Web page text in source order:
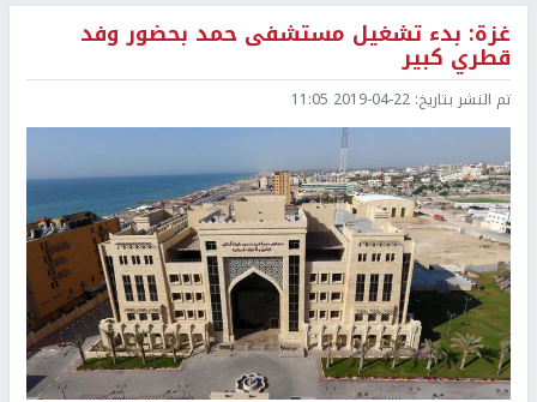
غزة: بدء تشغيل مستشفى حمد بحضور وفد
قطري كبير
تم النشر بتاريخ: 2019-04-22 11:05